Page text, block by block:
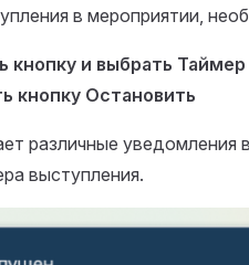
в мероприятии,
кнопку и выбрать
кнопку Остановить
различные уведомления
выступления.